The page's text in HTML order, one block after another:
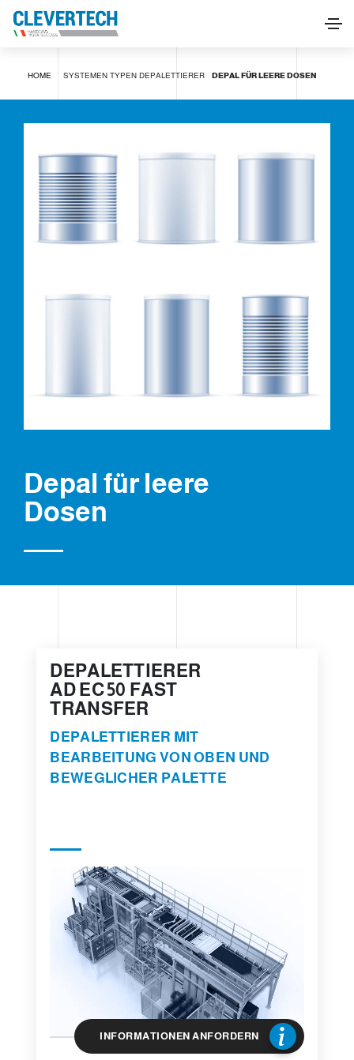
HOME SYSTEMEN TYPEN DEPALETTIERER DEPAL FÜR LEERE DOSEN
Depal für leere
Dosen
DEPALETTIERER
AD EC 50 FAST
TRANSFER
DEPALETTIERER MIT
BEARBEITUNG VON OBEN UND
BEWEGLICHER PALETTE
INFORMATIONEN ANFORDERN